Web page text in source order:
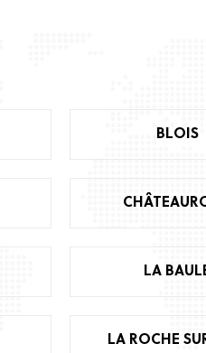
BLOIS
LA
LA ROCHE